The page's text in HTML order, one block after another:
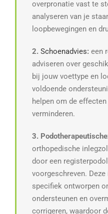
overpronatie vast te
analyseren van je
loopbewegingen en
2. Schoenadvies: een
adviseren over
bij jouw voettype en
voldoende
helpen om de
verminderen.
3.
orthopedische
door een
voorgeschreven.
specifiek ontworpen
ondersteunen en
corrigeren, waardoor